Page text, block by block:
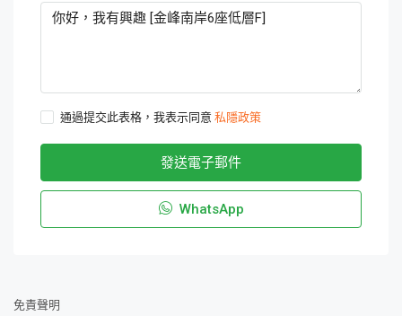
通過提交此表格，我表示同意 私隱政策
發送電子郵件
WhatsApp
免責聲明